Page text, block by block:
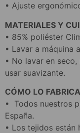
• Ajuste
MATERIALES Y
• 85% poliéster
• Lavar a máquina
• No lavar en
usar suavizante.
CÓMO LO
• Todos nuestros
España.
• Los tejidos están